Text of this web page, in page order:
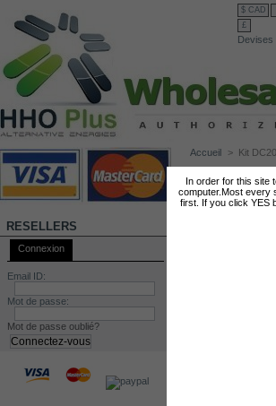
In order for this site
computer.Most every
first. If you click YES
$ CAD
£
Devises
RESELLERS
Connexion
Email ID:
Mot de passe:
Mot de passe oublié?
Accueil > Kit